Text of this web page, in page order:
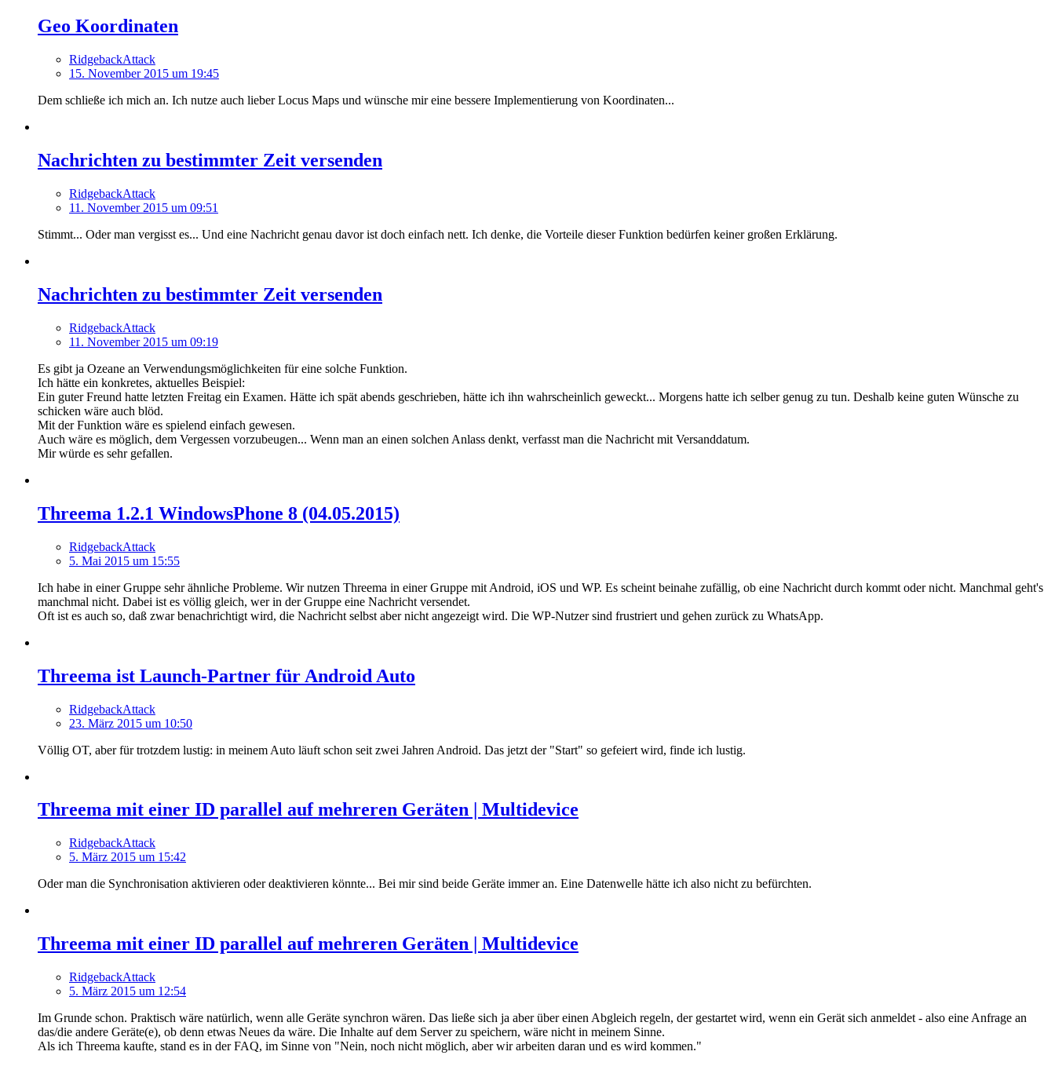
Geo Koordinaten
RidgebackAttack
15. November 2015 um 19:45
Dem schließe ich mich an. Ich nutze auch lieber Locus Maps und wünsche mir eine bessere Implementierung von Koordinaten...
Nachrichten zu bestimmter Zeit versenden
RidgebackAttack
11. November 2015 um 09:51
Stimmt... Oder man vergisst es... Und eine Nachricht genau davor ist doch einfach nett. Ich denke, die Vorteile dieser Funktion bedürfen keiner großen Erklärung.
Nachrichten zu bestimmter Zeit versenden
RidgebackAttack
11. November 2015 um 09:19
Es gibt ja Ozeane an Verwendungsmöglichkeiten für eine solche Funktion.
Ich hätte ein konkretes, aktuelles Beispiel:
Ein guter Freund hatte letzten Freitag ein Examen. Hätte ich spät abends geschrieben, hätte ich ihn wahrscheinlich geweckt... Morgens hatte ich selber genug zu tun. Deshalb keine guten Wünsche zu
schicken wäre auch blöd.
Mit der Funktion wäre es spielend einfach gewesen.
Auch wäre es möglich, dem Vergessen vorzubeugen... Wenn man an einen solchen Anlass denkt, verfasst man die Nachricht mit Versanddatum.
Mir würde es sehr gefallen.
Threema 1.2.1 WindowsPhone 8 (04.05.2015)
RidgebackAttack
5. Mai 2015 um 15:55
Ich habe in einer Gruppe sehr ähnliche Probleme. Wir nutzen Threema in einer Gruppe mit Android, iOS und WP. Es scheint beinahe zufällig, ob eine Nachricht durch kommt oder nicht. Manchmal geht's
manchmal nicht. Dabei ist es völlig gleich, wer in der Gruppe eine Nachricht versendet.
Oft ist es auch so, daß zwar benachrichtigt wird, die Nachricht selbst aber nicht angezeigt wird. Die WP-Nutzer sind frustriert und gehen zurück zu WhatsApp.
Threema ist Launch-Partner für Android Auto
RidgebackAttack
23. März 2015 um 10:50
Völlig OT, aber für trotzdem lustig: in meinem Auto läuft schon seit zwei Jahren Android. Das jetzt der "Start" so gefeiert wird, finde ich lustig.
Threema mit einer ID parallel auf mehreren Geräten | Multidevice
RidgebackAttack
5. März 2015 um 15:42
Oder man die Synchronisation aktivieren oder deaktivieren könnte... Bei mir sind beide Geräte immer an. Eine Datenwelle hätte ich also nicht zu befürchten.
Threema mit einer ID parallel auf mehreren Geräten | Multidevice
RidgebackAttack
5. März 2015 um 12:54
Im Grunde schon. Praktisch wäre natürlich, wenn alle Geräte synchron wären. Das ließe sich ja aber über einen Abgleich regeln, der gestartet wird, wenn ein Gerät sich anmeldet - also eine Anfrage an
das/die andere Geräte(e), ob denn etwas Neues da wäre. Die Inhalte auf dem Server zu speichern, wäre nicht in meinem Sinne.
Als ich Threema kaufte, stand es in der FAQ, im Sinne von "Nein, noch nicht möglich, aber wir arbeiten daran und es wird kommen."